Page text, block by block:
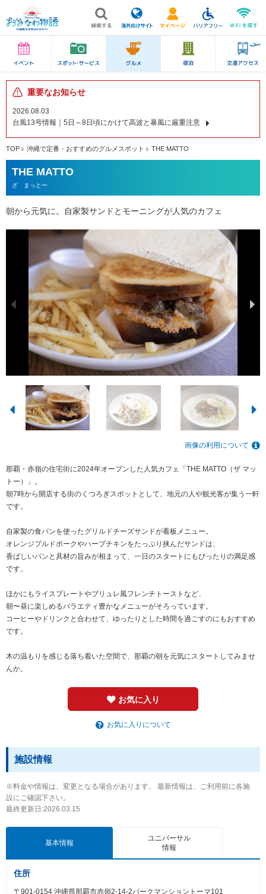
重要なお知らせ
2026.08.03
台風13号情報｜5日～8日頃にかけて高波と暴風に厳重注意
TOP 沖縄で定番・おすすめのグルメスポット THE MATTO
THE MATTO
ざ まっとー
朝から元気に。自家製サンドとモーニングが人気のカフェ
画像の利用について
那覇・赤嶺の住宅街に2024年オープンした人気カフェ「THE MATTO（ザ マッ
トー）」。
朝7時から開店する街のくつろぎスポットとして、地元の人や観光客が集う一軒
です。
自家製の食パンを使ったグリルドチーズサンドが看板メニュー。
オレンジプルドポークやハーブチキンをたっぷり挟んだサンドは、
香ばしいパンと具材の旨みが相まって、一日のスタートにもぴったりの満足感
です。
ほかにもライスプレートやブリュレ風フレンチトーストなど、
朝〜昼に楽しめるバラエティ豊かなメニューがそろっています。
コーヒーやドリンクと合わせて、ゆったりとした時間を過ごすのにもおすすめ
です。
木の温もりを感じる落ち着いた空間で、那覇の朝を元気にスタートしてみませ
んか。
お気に入り
お気に入りについて
施設情報
※料金や情報は、変更となる場合があります。 最新情報は、ご利用前に各施
設にご確認下さい。
最終更新日:2026.03.15
基本情報
ユニバーサル
情報
住所
〒901-0154 沖縄県那覇市赤嶺2-14-2パークマンショントーマ101